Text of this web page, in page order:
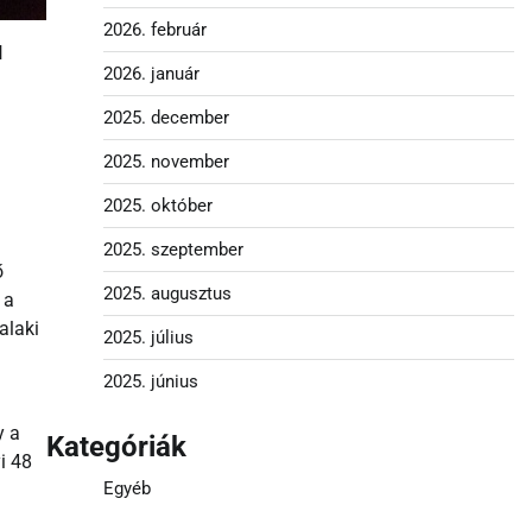
a
48
2026. február
2026. január
2025. december
2025. november
2025. október
2025. szeptember
2025. augusztus
2025. július
2025. június
Kategóriák
Egyéb